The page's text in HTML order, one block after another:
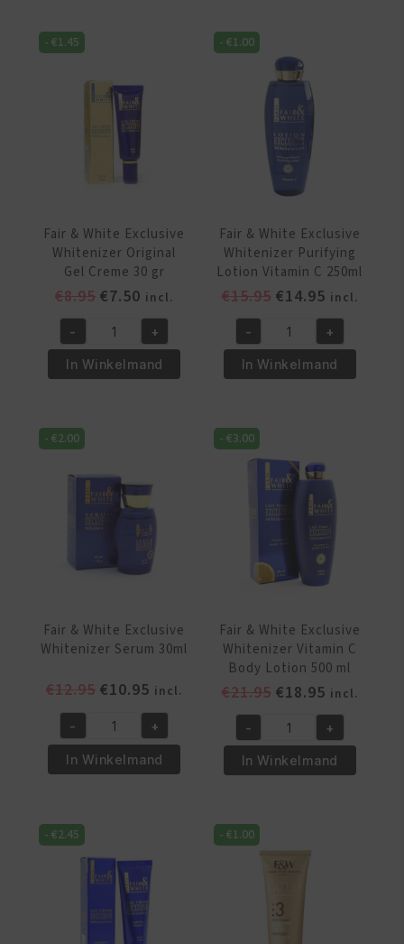
Exfoliating
200gr
aantal
Whitenizer
Maxi
Brightening
250ml
aantal
-€1.45
Fair & White Exclusive
Whitenizer Original
Gel Creme 30 gr
€8.95 Oorspronkelijke
was:
€8.95.
€7.50 Huidige
prijs
is:
€7.50.
incl.
Fair
&
White
Whitenizer
Original
Gel
Creme
aantal
- +
In Winkelmand
-€1.00
Fair & White Exclusive
Whitenizer Purifying
Lotion Vitamin C 250ml
€15.95 Oorspronkelijke
was:
€15.95.
€14.95Huidige
prijs
is:
€14.95.
incl.
Fair
&
White
Whitenizer
Purifying
Vitamin
aantal
- +
In Winkelmand
-€2.00
Fair & White Exclusive
Whitenizer Serum 30ml
€12.95 Oorspronkelijke
was:
€12.95.
€10.95 Huidige
prijs
is:
€10.95.
incl.
Fair
&
White
Whitenizer
Serum
30ml
aantal
- +
In Winkelmand
-€3.00
Fair & White Exclusive
Whitenizer Vitamin C
Body Lotion 500 ml
€21.95 Oorspronkelijke
was:
€21.95.
€18.95Huidige
prijs
is:
€18.95.
incl.
Fair
&
White
Whitenizer
Vitamin
Lotion
- +
In Winkelmand
-€2.45 -€1.00